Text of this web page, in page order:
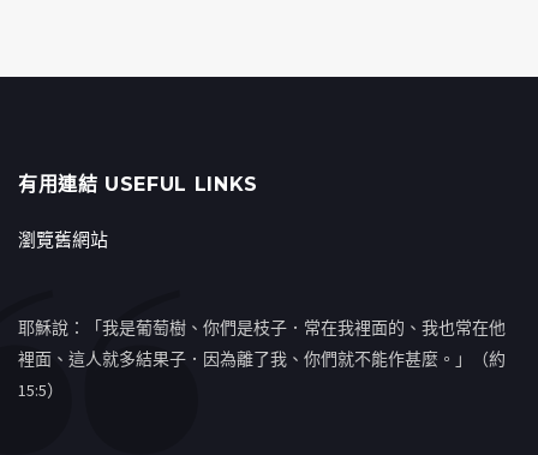
有用連結 USEFUL LINKS
瀏覽舊網站
耶穌說：「我是葡萄樹、你們是枝子．常在我裡面的、我也常在他
裡面、這人就多結果子．因為離了我、你們就不能作甚麼。」（約
15:5）